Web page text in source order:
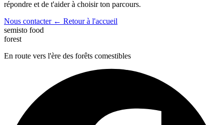
répondre et de t'aider à choisir ton parcours.
Nous contacter ← Retour à l'accueil
semisto food
forest
En route vers l'ère des forêts comestibles